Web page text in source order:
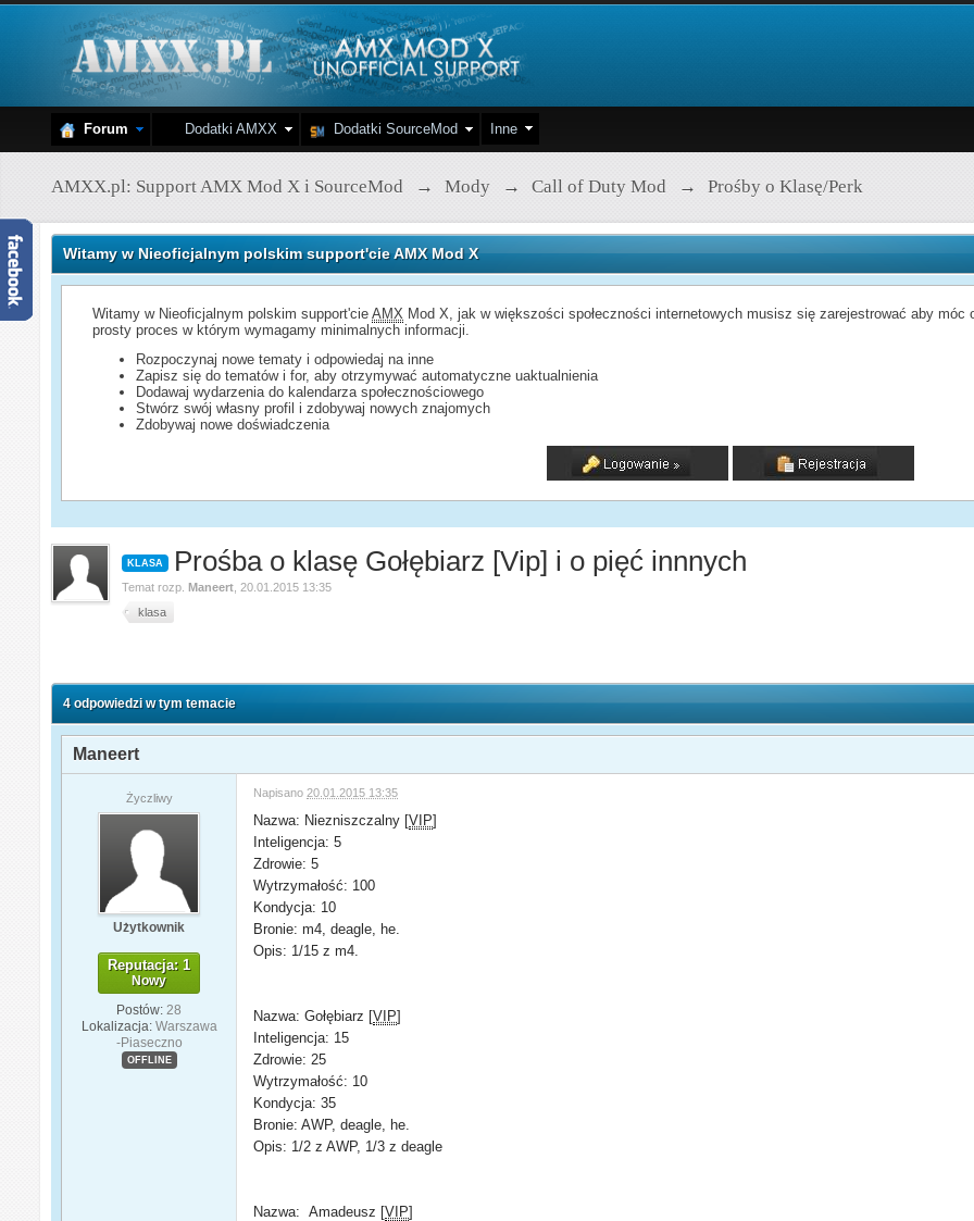
Forum Dodatki AMXX Dodatki SourceMod Inne
AMXX.pl: Support AMX Mod X i SourceMod → Mody → Call of Duty Mod → Prośby o Klasę/Perk
Witamy w Nieoficjalnym polskim support'cie AMX Mod X
Witamy w Nieoficjalnym polskim support'cieAMX Mod X, jak w większości społeczności internetowych musisz się zarejestrować aby
prosty proces w którym wymagamy minimalnych informacji.
Rozpoczynaj nowe tematy i odpowiedaj na inne
Zapisz się do tematów i for, aby otrzymywać automatyczne uaktualnienia
Dodawaj wydarzenia do kalendarza społecznościowego
Stwórz swój własny profil i zdobywaj nowych znajomych
Zdobywaj nowe doświadczenia
KLASA Prośba o klasę Gołębiarz [Vip] i o pięć innnych
Temat rozp.Maneert 20.01.2015 13:35
klasa
4 odpowiedzi w tym temacie
Maneert
Życzliwy
Użytkownik
Reputacja: 1
Nowy
Postów: 28
Lokalizacja: Warszawa
-Piaseczno
OFFLINE
Napisano 20.01.2015 13:35
Nazwa: Niezniszczalny [VIP]
Inteligencja: 5
Zdrowie: 5
Wytrzymałość: 100
Kondycja: 10
Bronie: m4, deagle, he.
Opis: 1/15 z m4.
Nazwa: Gołębiarz [VIP]
Inteligencja: 15
Zdrowie: 25
Wytrzymałość: 10
Kondycja: 35
Bronie: AWP, deagle, he.
Opis: 1/2 z AWP, 1/3 z deagle
Nazwa: Amadeusz [VIP]